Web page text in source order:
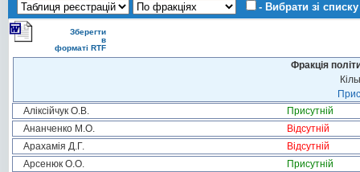
- Вибрати зі списку
Зберегти
в
форматі RTF
Фракція
Аліксійчук О.В.
Присутній
Ананченко М.О.
Відсутній
Арахамія Д.Г.
Відсутній
Арсенюк О.О.
Присутній